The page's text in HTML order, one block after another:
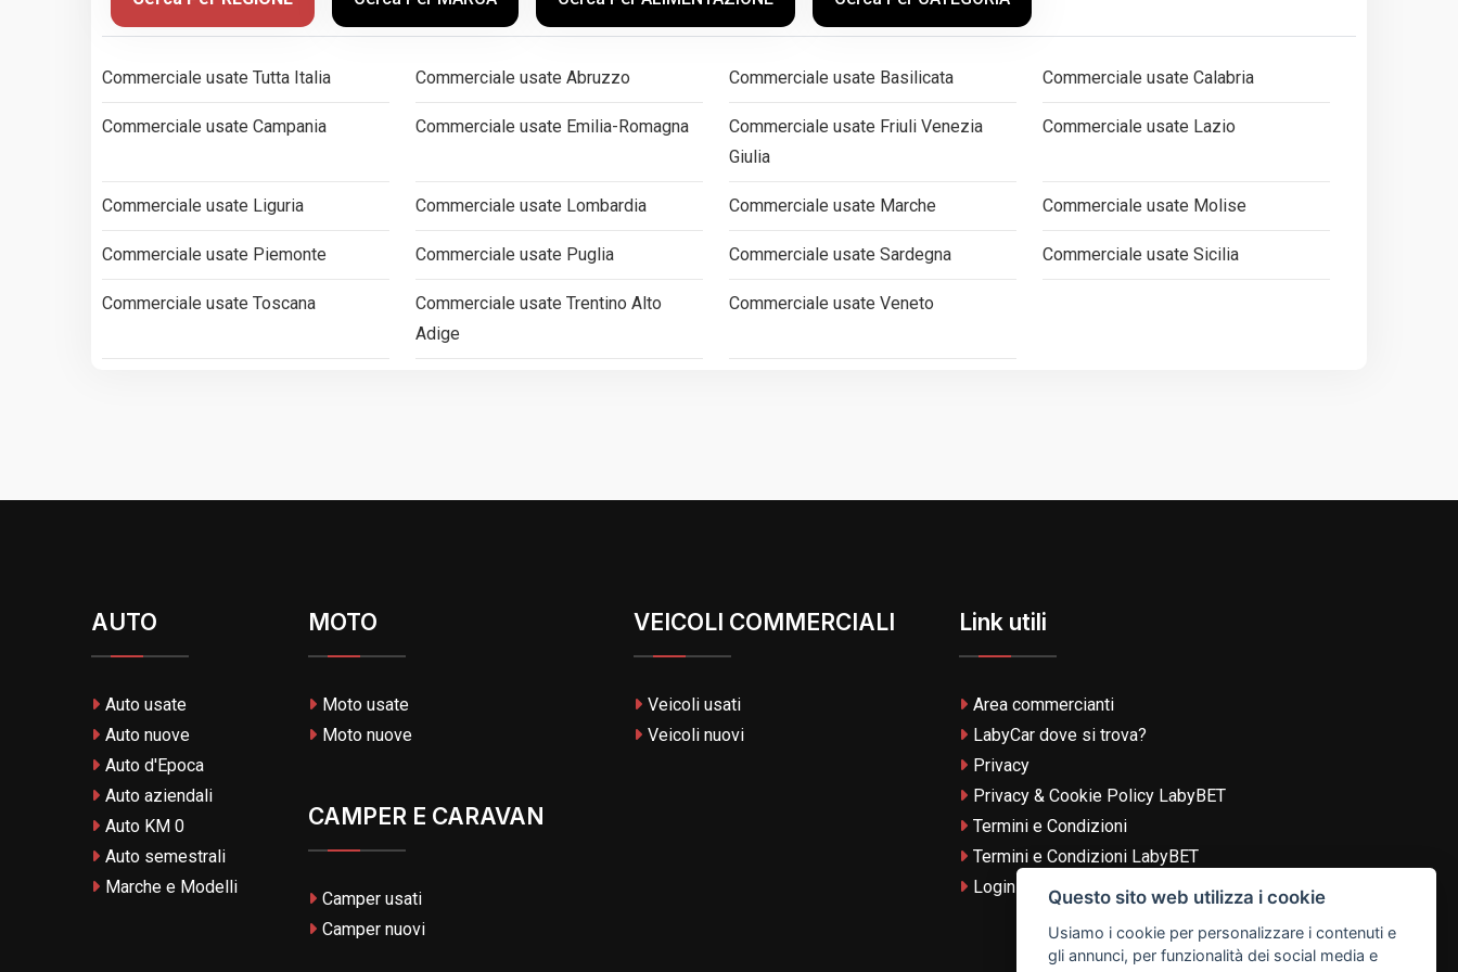
Commerciale usate Tutta Italia Commerciale usate Abruzzo Commerciale usate Basilicata Commerciale usate Calabria
Commerciale usate Campania Commerciale usate Emilia-Romagna
Commerciale usate Friuli Venezia
Giulia
Commerciale usate Lazio
Commerciale usate Liguria Commerciale usate Lombardia Commerciale usate Marche Commerciale usate Molise
Commerciale usate Piemonte Commerciale usate Puglia Commerciale usate Sardegna Commerciale usate Sicilia
Commerciale usate Toscana
Commerciale usate Trentino Alto
Adige
Commerciale usate Veneto
AUTO
Auto usate
Auto nuove
Auto d'Epoca
Auto aziendali
Auto KM 0
Auto semestrali
Marche e Modelli
MOTO
Moto usate
Moto nuove
CAMPER E CARAVAN
Camper usati
Camper nuovi
VEICOLI COMMERCIALI
Veicoli usati
Veicoli nuovi
Link utili
Area commercianti
LabyCar dove si trova?
Privacy
Privacy & Cookie Policy LabyBET
Termini e Condizioni
Termini e Condizioni LabyBET
Login con TikTokQuesto sito web utilizza i cookie
Usiamo i cookie per personalizzare i contenuti e
gli annunci, per funzionalità dei social media e